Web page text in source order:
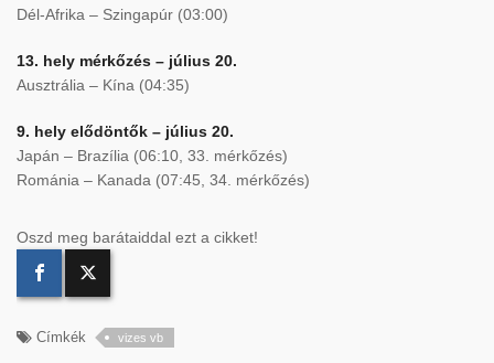
Dél-Afrika – Szingapúr (03:00)
13. hely mérkőzés – július 20.
Ausztrália – Kína (04:35)
9. hely elődöntők – július 20.
Japán – Brazília (06:10, 33. mérkőzés)
Románia – Kanada (07:45, 34. mérkőzés)
Oszd meg barátaiddal ezt a cikket!
Címkék vizes vb